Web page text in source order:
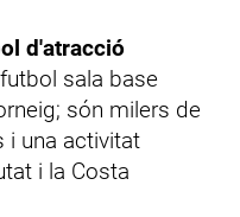
d'atracció
sala base
són milers de
i una activitat
i la Costa